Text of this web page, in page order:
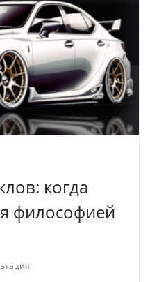
когда
философией